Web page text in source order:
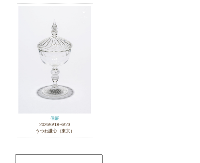
個展
2026/6/18~6/23
うつわ謙心（東京）